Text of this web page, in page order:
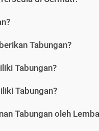
Tabungan?
Tabungan?
Tabungan?
Tabungan oleh